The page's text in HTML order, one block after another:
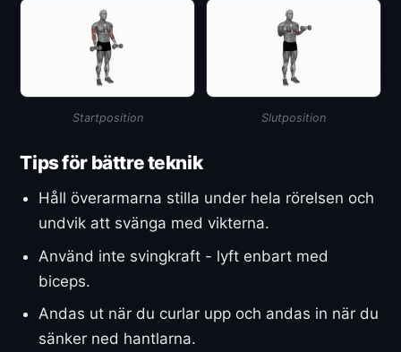
Startposition Slutposition
Tips för bättre teknik
Håll överarmarna stilla under hela rörelsen och
undvik att svänga med vikterna.
Använd inte svingkraft - lyft enbart med
biceps.
Andas ut när du curlar upp och andas in när du
sänker ned hantlarna.